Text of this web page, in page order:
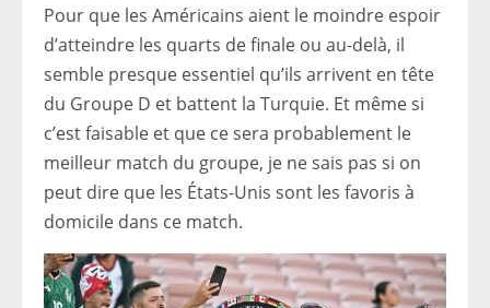
Pour que les Américains aient le moindre espoir
d’atteindre les quarts de finale ou au-delà, il
semble presque essentiel qu’ils arrivent en tête
du Groupe D et battent la Turquie. Et même si
c’est faisable et que ce sera probablement le
meilleur match du groupe, je ne sais pas si on
peut dire que les États-Unis sont les favoris à
domicile dans ce match.